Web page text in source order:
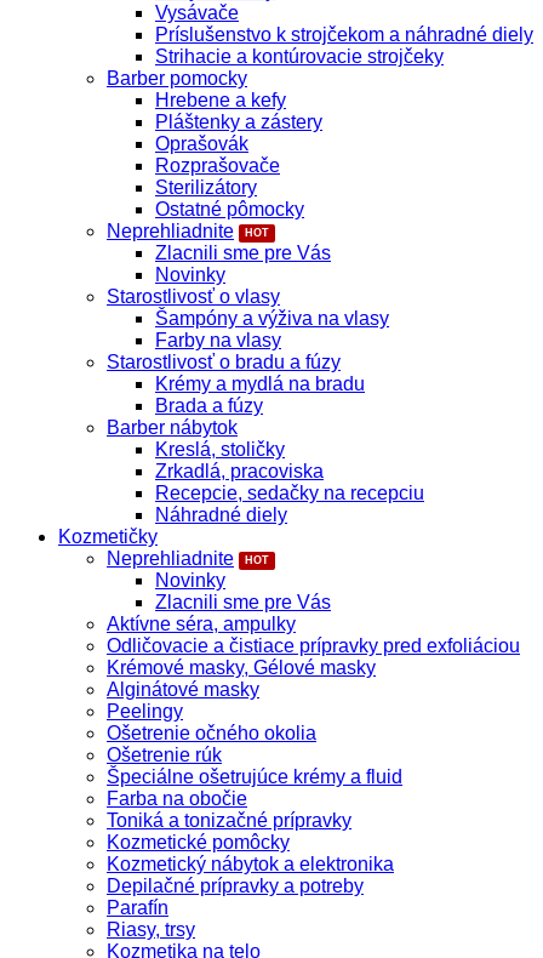
Vysávače
Príslušenstvo k strojčekom a náhradné diely
Strihacie a kontúrovacie strojčeky
Barber pomocky
Hrebene a kefy
Pláštenky a zástery
Oprašovák
Rozprašovače
Sterilizátory
Ostatné pômocky
Neprehliadnite
Zlacnili sme pre Vás
Novinky
Starostlivosť o vlasy
Šampóny a výživa na vlasy
Farby na vlasy
Starostlivosť o bradu a fúzy
Krémy a mydlá na bradu
Brada a fúzy
Barber nábytok
Kreslá, stoličky
Zrkadlá, pracoviska
Recepcie, sedačky na recepciu
Náhradné diely
Kozmetičky
Neprehliadnite
Novinky
Zlacnili sme pre Vás
Aktívne séra, ampulky
Odličovacie a čistiace prípravky pred exfoliáciou
Krémové masky, Gélové masky
Alginátové masky
Peelingy
Ošetrenie očného okolia
Ošetrenie rúk
Špeciálne ošetrujúce krémy a fluid
Farba na obočie
Toniká a tonizačné prípravky
Kozmetické pomôcky
Kozmetický nábytok a elektronika
Depilačné prípravky a potreby
Parafín
Riasy, trsy
Kozmetika na telo